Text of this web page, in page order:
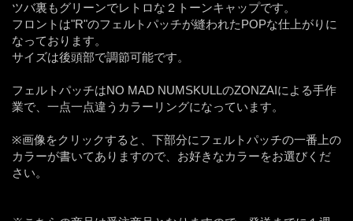
ツバ裏もグリーンでレトロな２トーンキャップです。
フロントは"R"のフェルトパッチが縫われたPOPな仕上がりに
なっております。
サイズは後頭部で調節可能です。
フェルトパッチはNO MAD NUMSKULLのZONZAIによる手作
業で、一点一点違うカラーリングになっています。
※画像をクリックすると、下部分にフェルトパッチの一番上の
カラーが書いてありますので、お好きなカラーをお選びくだ
さい。